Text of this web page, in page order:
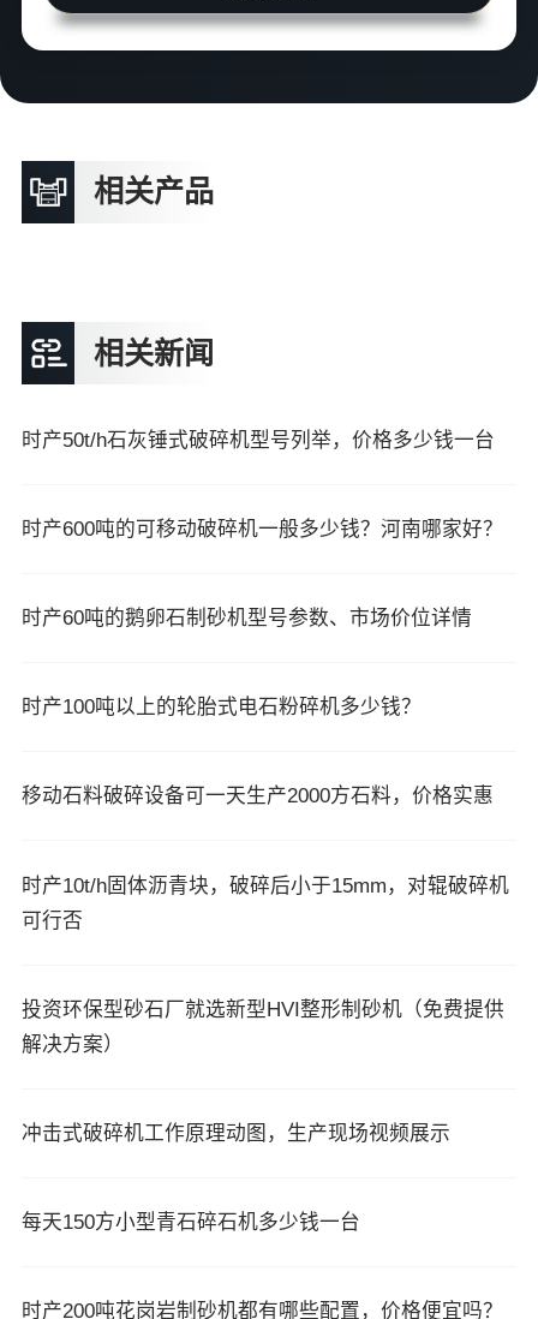
相关产品
相关新闻
时产50t/h石灰锤式破碎机型号列举，价格多少钱一台
时产600吨的可移动破碎机一般多少钱？河南哪家好？
时产60吨的鹅卵石制砂机型号参数、市场价位详情
时产100吨以上的轮胎式电石粉碎机多少钱？
移动石料破碎设备可一天生产2000方石料，价格实惠
时产10t/h固体沥青块，破碎后小于15mm，对辊破碎机
可行否
投资环保型砂石厂就选新型HVI整形制砂机（免费提供
解决方案）
冲击式破碎机工作原理动图，生产现场视频展示
每天150方小型青石碎石机多少钱一台
时产200吨花岗岩制砂机都有哪些配置，价格便宜吗？